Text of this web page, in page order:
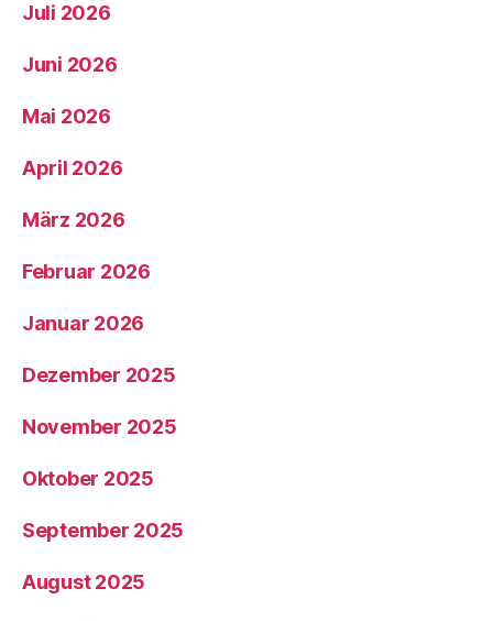
Juli 2026
Juni 2026
Mai 2026
April 2026
März 2026
Februar 2026
Januar 2026
Dezember 2025
November 2025
Oktober 2025
September 2025
August 2025